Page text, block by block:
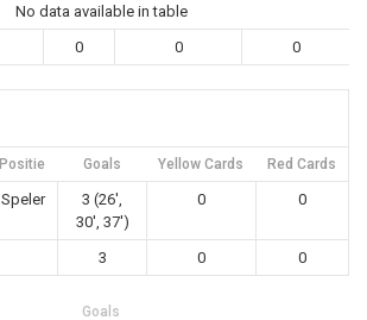
No data available in table
0 0 0
Positie Goals Yellow Cards Red Cards
Speler
3 (26',
30', 37')
0 0
3 0 0
Goals